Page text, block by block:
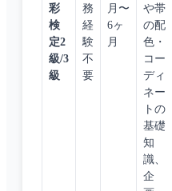
彩
検
定2
級/3
級
務
経
験
不
要
月〜
6ヶ
月
や帯
の配
色・
コー
ディ
ネー
トの
基礎
知
識、
企